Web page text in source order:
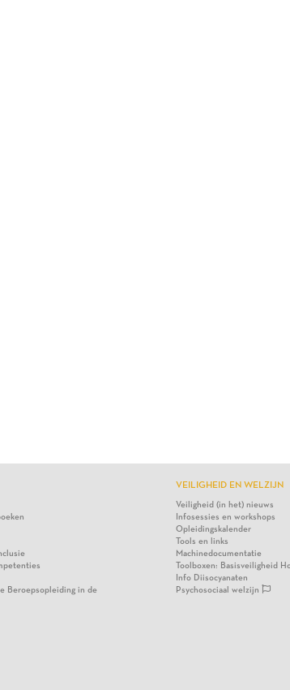
Beroepsopleiding in de
VEILIGHEID EN WELZIJN
Veiligheid (in het) nieuws
Infosessies en workshops
Opleidingskalender
Tools en links
Machinedocumentatie
Toolboxen: Basisveiligheid
Info Diisocyanaten
Psychosociaal welzijn